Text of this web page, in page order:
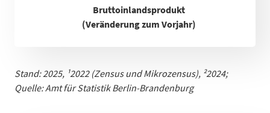
Bruttoinlandsprodukt
(Veränderung zum Vorjahr)
Stand: 2025, ¹2022 (Zensus und Mikrozensus), ²2024;
Quelle: Amt für Statistik Berlin-Brandenburg